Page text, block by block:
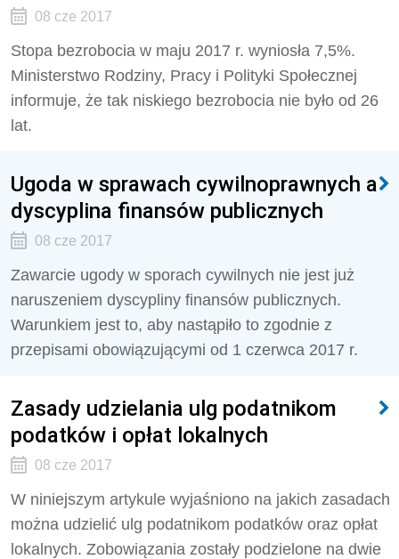
08 cze 2017
Stopa bezrobocia w maju 2017 r. wyniosła 7,5%.
Ministerstwo Rodziny, Pracy i Polityki Społecznej
informuje, że tak niskiego bezrobocia nie było od 26
lat.
Ugoda w sprawach cywilnoprawnych a
dyscyplina finansów publicznych
08 cze 2017
Zawarcie ugody w sporach cywilnych nie jest już
naruszeniem dyscypliny finansów publicznych.
Warunkiem jest to, aby nastąpiło to zgodnie z
przepisami obowiązującymi od 1 czerwca 2017 r.
Zasady udzielania ulg podatnikom
podatków i opłat lokalnych
08 cze 2017
W niniejszym artykule wyjaśniono na jakich zasadach
można udzielić ulg podatnikom podatków oraz opłat
lokalnych. Zobowiązania zostały podzielone na dwie